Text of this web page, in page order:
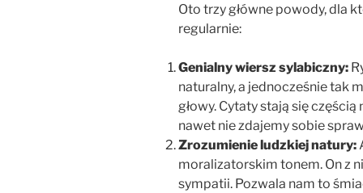
Oto trzy główne powody, dla
regularnie:
Genialny wiersz sylabiczny:
naturalny, a jednocześnie tak
głowy. Cytaty stają się
nawet nie zdajemy sobie
Zrozumienie ludzkiej natury:
moralizatorskim tonem. On z
sympatii. Pozwala nam to